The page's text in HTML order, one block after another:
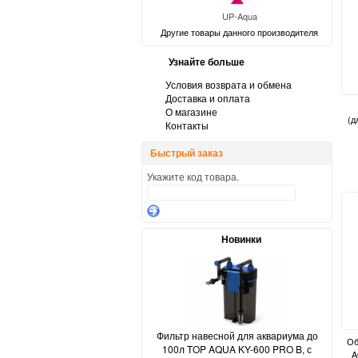
UP-Aqua
Другие товары данного производителя
Узнайте больше
Условия возврата и обмена
Доставка и оплата
О магазине
Контакты
Быстрый заказ
Укажите код товара.
Новинки
Фильтр навесной для аквариума до
100л TOP AQUA KY-600 PRO B, с